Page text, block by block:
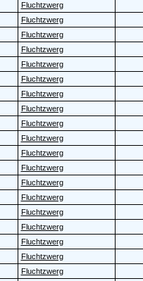
Fluchtzwerg
Fluchtzwerg
Fluchtzwerg
Fluchtzwerg
Fluchtzwerg
Fluchtzwerg
Fluchtzwerg
Fluchtzwerg
Fluchtzwerg
Fluchtzwerg
Fluchtzwerg
Fluchtzwerg
Fluchtzwerg
Fluchtzwerg
Fluchtzwerg
Fluchtzwerg
Fluchtzwerg
Fluchtzwerg
Fluchtzwerg